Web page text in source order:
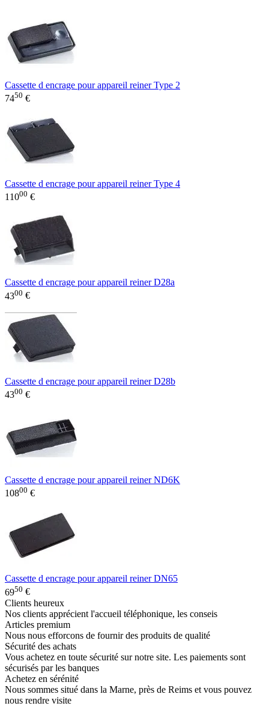
Cassette d encrage pour appareil reiner Type 2
7450 €
Cassette d encrage pour appareil reiner Type 4
11000 €
Cassette d encrage pour appareil reiner D28a
4300 €
Cassette d encrage pour appareil reiner D28b
4300 €
Cassette d encrage pour appareil reiner ND6K
10800 €
Cassette d encrage pour appareil reiner DN65
6950 €
Clients heureux
Nos clients apprécient l'accueil téléphonique, les conseis
Articles premium
Nous nous efforcons de fournir des produits de qualité
Sécurité des achats
Vous achetez en toute sécurité sur notre site. Les paiements sont
sécurisés par les banques
Achetez en sérénité
Nous sommes situé dans la Marne, près de Reims et vous pouvez
nous rendre visite